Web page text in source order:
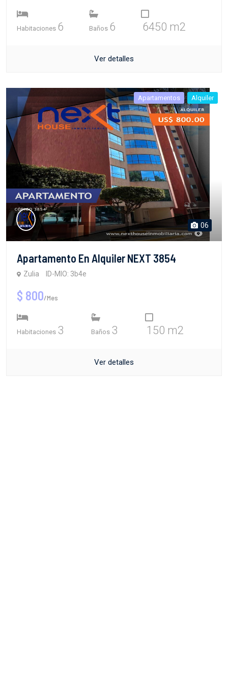
Habitaciones 6 Baños 6 6450 m2
Ver detalles
Apartamentos Alquiler
06
Apartamento En Alquiler NEXT 3854
Zulia ID-MIO: 3b4e
$ 800/Mes
Habitaciones 3 Baños 3 150 m2
Ver detalles